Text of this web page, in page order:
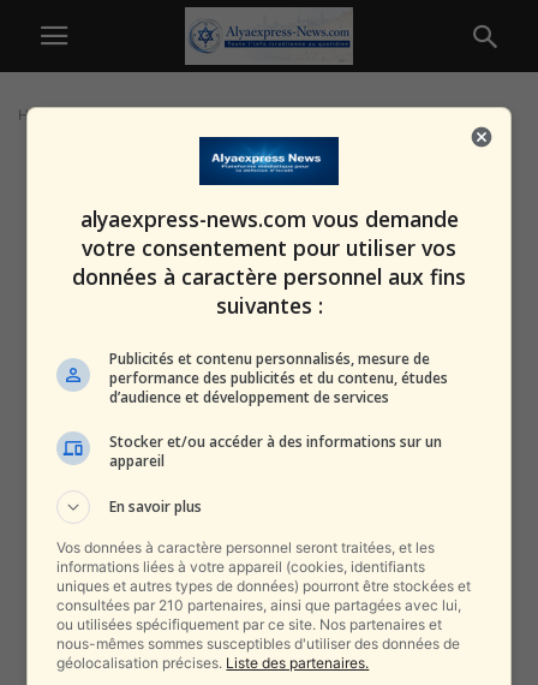
Home
alyaexpress-news.com vous demande
votre consentement pour utiliser vos
données à caractère personnel aux fins
suivantes :
Publicités et contenu personnalisés, mesure de
performance des publicités et du contenu, études
d’audience et développement de services
Stocker et/ou accéder à des informations sur un
appareil
En savoir plus
Vos données à caractère personnel seront traitées, et les
informations liées à votre appareil (cookies, identifiants
uniques et autres types de données) pourront être stockées et
consultées par 210 partenaires, ainsi que partagées avec lui,
ou utilisées spécifiquement par ce site. Nos partenaires et
nous-mêmes sommes susceptibles d'utiliser des données de
géolocalisation précises. Liste des partenaires.